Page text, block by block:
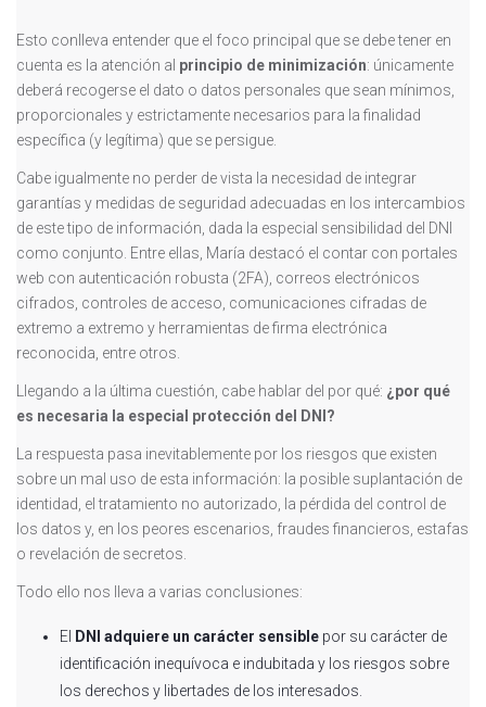
Esto conlleva entender que el foco principal que se debe tener en
cuenta es la atención al principio de minimización: únicamente
deberá recogerse el dato o datos personales que sean mínimos,
proporcionales y estrictamente necesarios para la finalidad
específica (y legítima) que se persigue.
Cabe igualmente no perder de vista la necesidad de integrar
garantías y medidas de seguridad adecuadas en los intercambios
de este tipo de información, dada la especial sensibilidad del DNI
como conjunto. Entre ellas, María destacó el contar con portales
web con autenticación robusta (2FA), correos electrónicos
cifrados, controles de acceso, comunicaciones cifradas de
extremo a extremo y herramientas de firma electrónica
reconocida, entre otros.
Llegando a la última cuestión, cabe hablar del por qué: ¿por qué
es necesaria la especial protección del DNI?
La respuesta pasa inevitablemente por los riesgos que existen
sobre un mal uso de esta información: la posible suplantación de
identidad, el tratamiento no autorizado, la pérdida del control de
los datos y, en los peores escenarios, fraudes financieros, estafas
o revelación de secretos.
Todo ello nos lleva a varias conclusiones:
El DNI adquiere un carácter sensible por su carácter de
identificación inequívoca e indubitada y los riesgos sobre
los derechos y libertades de los interesados.